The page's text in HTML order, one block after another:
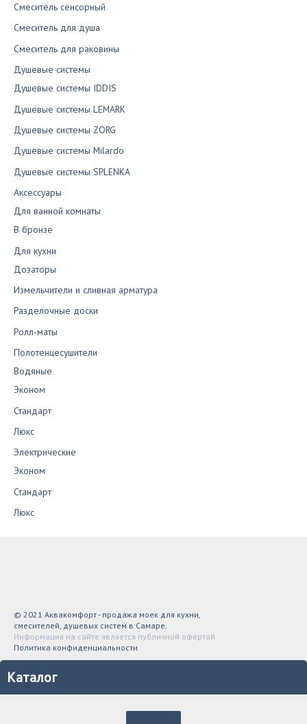
Смеситель сенсорный
Смеситель для душа
Смеситель для раковины
Душевые системы
Душевые системы IDDIS
Душевые системы LEMARK
Душевые системы ZORG
Душевые системы Milardo
Душевые системы SPLENKA
Аксессуары
Для ванной комнаты
В бронзе
Для кухни
Дозаторы
Измельчители и сливная арматура
Разделочные доски
Ролл-маты
Полотенцесушители
Водяные
Эконом
Стандарт
Люкс
Электрические
Эконом
Стандарт
Люкс
© 2021 Аквакомфорт - продажа моек для кухни,
смесителей, душевых систем в Самаре.
Информация на сайте является публичной офертой
Политика конфиденциальности
Каталог